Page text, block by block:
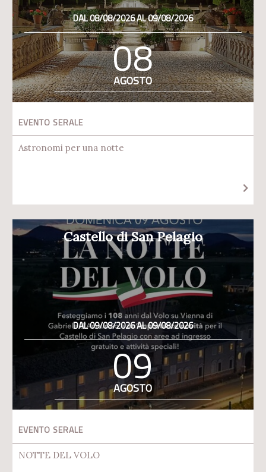
DAL 08/08/2026 AL 09/08/2026
08
AGOSTO
EVENTO SERALE
Astronomi per una notte
Castello di San Pelagio
DAL 09/08/2026 AL 09/08/2026
09
AGOSTO
EVENTO SERALE
NOTTE DEL VOLO